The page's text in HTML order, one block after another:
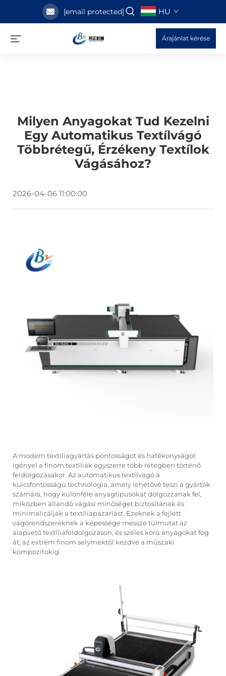
[email protected] HU
Árajánlat kérése
Milyen Anyagokat Tud Kezelni
Egy Automatikus Textílvágó
Többrétegű, Érzékeny Textílok
Vágásához?
2026-04-06 11:00:00
A modern textíliagyártás pontosságot és hatékonyságot
igényel a finom textíliák egyszerre több rétegben történő
feldolgozásakor. Az automatikus textílvágó a
kulcsfontosságú technológia, amely lehetővé teszi a gyártók
számára, hogy különféle anyagtípusokat dolgozzanak fel,
miközben állandó vágási minőséget biztosítanak és
minimalizálják a textíliapazarlást. Ezeknek a fejlett
vágórendszereknek a képessége messze túlmutat az
alapvető textíliafeldolgozáson, és széles körű anyagokat fog
át, az extrém finom selymektől kezdve a műszaki
kompozitokig.